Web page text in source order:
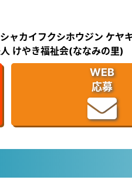
ャカイフクシホウジン ケヤ
けやき福祉会(ななみの里)
WEB
応募